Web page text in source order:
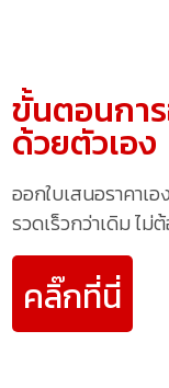
ขั้นตอนกา
ด้วยตัวเอง
ออกใบเสนอราคาเ
รวดเร็วกว่าเดิม ไม่
คลิ๊กที่นี่